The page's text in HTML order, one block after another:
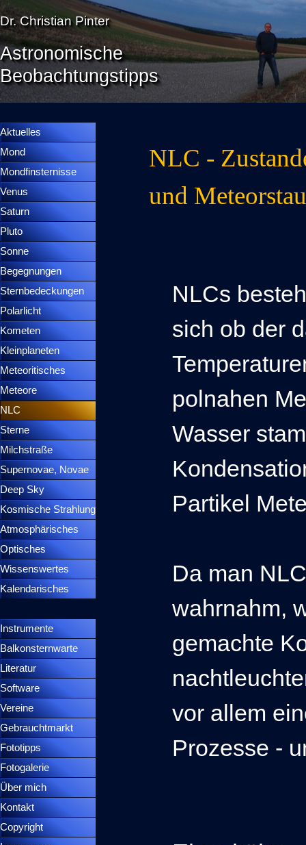
Direkt zum Seiteninhalt
Dr. Christian Pinter
Astronomische
Beobachtungstipps
Aktuelles
Mond
Mondfinsternisse
Venus
Saturn
Pluto
Sonne
Begegnungen
Sternbedeckungen
Polarlicht
Kometen
Kleinplaneten
Meteoritisches
Meteore
NLC
Sterne
Milchstraße
Supernovae, Novae
Deep Sky
Kosmische Strahlung
Atmosphärisches
Optisches
Wissenswertes
Kalendarisches
Instrumente
Balkonsternwarte
Literatur
Software
Vereine
Gebrauchtmarkt
Fototipps
Fotogalerie
Über mich
Kontakt
Copyright
NLC -
und
NLCs
sich ob der
polnahen
Wasser
Partikel
Da man
wahrnahm,
gemachte
vor allem
Prozesse -